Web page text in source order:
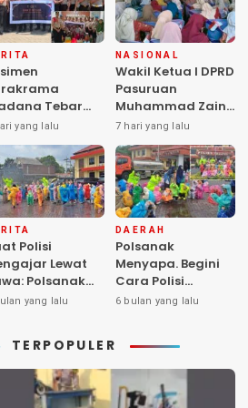
Tebar
di
Asuhan
Balita SYD,
Hangat
Terlantar
Hadir
Hati”
yang lalu
NASIONAL
Wakil Ketua I DPRD
Pasuruan
Muhammad Zaini
Soroti Krisis
Fasilitas Sekolah
di Tengah Efisiensi
Anggaran
7 hari yang lalu
Polisi
Lewat
Polsanak
Sentuh
Dini
yang lalu
DAERAH
Polsanak
Menyapa. Begini
Cara Polisi
Mendekatkan
Sejak Usia Dini
6 bulan yang lalu
TERPOPULER